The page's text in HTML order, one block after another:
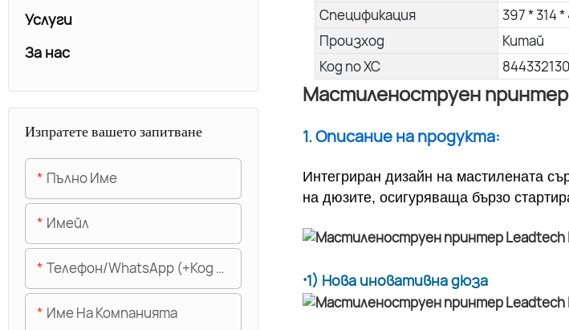
Спецификация
397 * 314
Произход
Китай
Код по ХС
Мастиленоструен принтер
1. Описание на продукта:
Интегриран дизайн на мастилената
на дюзите, осигуряваща бързо
·1) Нова иновативна дюза
Услуги
За нас
Изпратете вашето запитване
Пълно Име
Имейл
Телефон/WhatsApp (+Код На Областта)
Име На Компанията